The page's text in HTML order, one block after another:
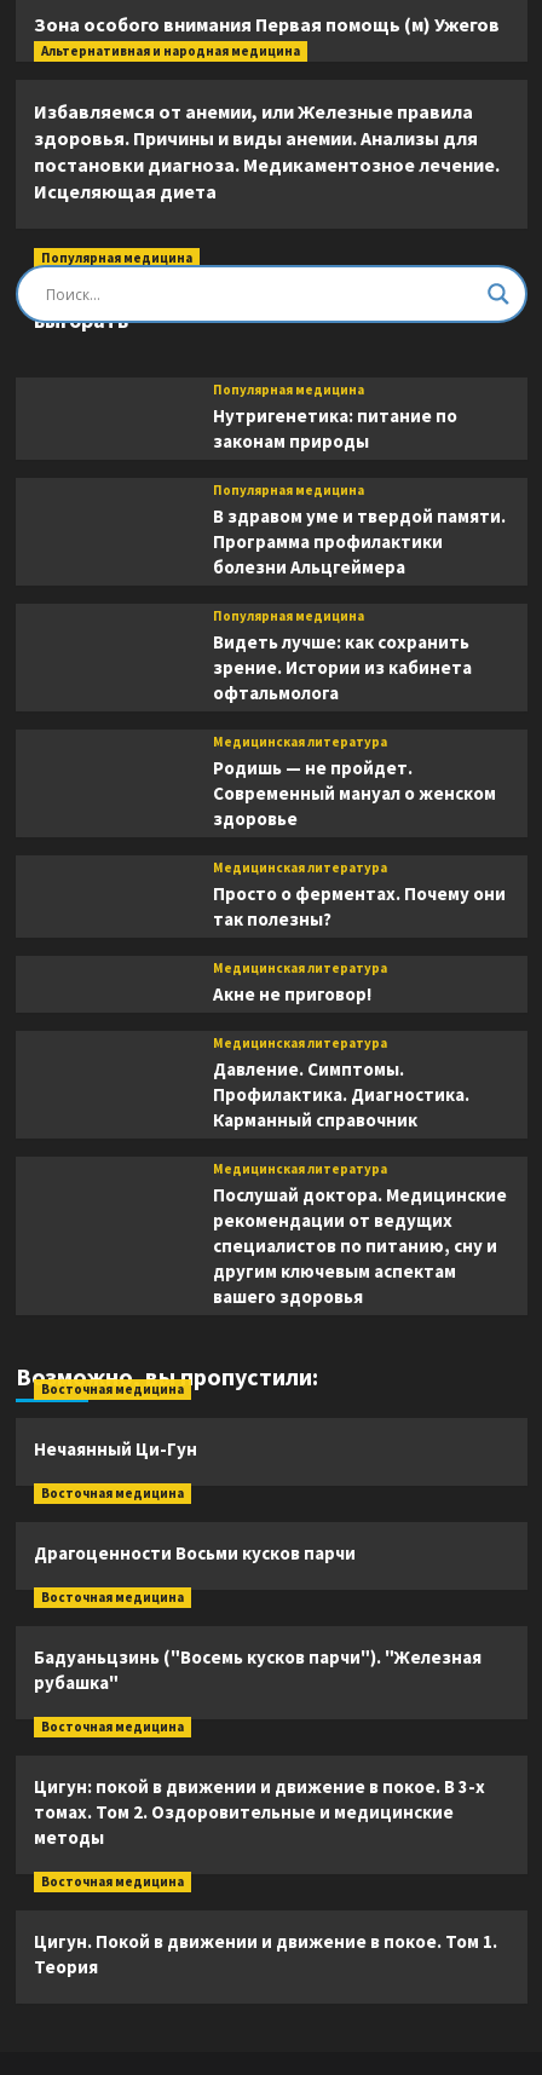
Зона особого внимания Первая помощь (м) Ужегов
Альтернативная и народная медицина
Избавляемся от анемии, или Железные правила
здоровья. Причины и виды анемии. Анализы для
постановки диагноза. Медикаментозное лечение.
Исцеляющая диета
Популярная медицина
Быть врачом. Как помогать, развиваться и не
выгорать
Популярная медицина
Нутригенетика: питание по
законам природы
Популярная медицина
В здравом уме и твердой памяти.
Программа профилактики
болезни Альцгеймера
Популярная медицина
Видеть лучше: как сохранить
зрение. Истории из кабинета
офтальмолога
Медицинская литература
Родишь — не пройдет.
Современный мануал о женском
здоровье
Медицинская литература
Просто о ферментах. Почему они
так полезны?
Медицинская литература
Акне не приговор!
Медицинская литература
Давление. Симптомы.
Профилактика. Диагностика.
Карманный справочник
Медицинская литература
Послушай доктора. Медицинские
рекомендации от ведущих
специалистов по питанию, сну и
другим ключевым аспектам
вашего здоровья
Возможно, вы пропустили:
Восточная медицина
Нечаянный Ци-Гун
Восточная медицина
Драгоценности Восьми кусков парчи
Восточная медицина
Бадуаньцзинь ("Восемь кусков парчи"). "Железная
рубашка"
Восточная медицина
Цигун: покой в движении и движение в покое. В 3-х
томах. Том 2. Оздоровительные и медицинские
методы
Восточная медицина
Цигун. Покой в движении и движение в покое. Том 1.
Теория